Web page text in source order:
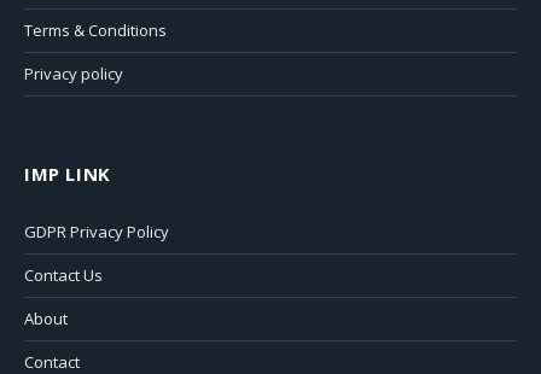
Terms & Conditions
Privacy policy
IMP LINK
GDPR Privacy Policy
Contact Us
About
Contact